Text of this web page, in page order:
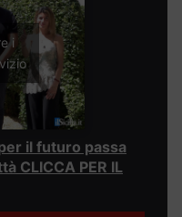
i
il futuro passa
CLICCA PER IL